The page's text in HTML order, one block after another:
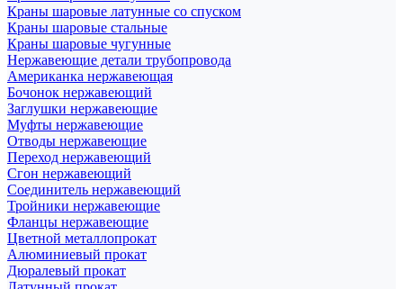
Краны шаровые латунные со спуском
Краны шаровые стальные
Краны шаровые чугунные
Нержавеющие детали трубопровода
Американка нержавеющая
Бочонок нержавеющий
Заглушки нержавеющие
Муфты нержавеющие
Отводы нержавеющие
Переход нержавеющий
Сгон нержавеющий
Соединитель нержавеющий
Тройники нержавеющие
Фланцы нержавеющие
Цветной металлопрокат
Алюминиевый прокат
Дюралевый прокат